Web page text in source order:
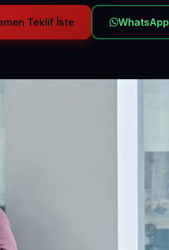
Teklif İste WhatsApp